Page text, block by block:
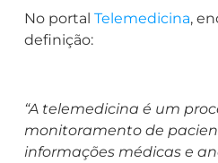
No portal Telemedicina,
definição:
“A telemedicina é um
monitoramento de
informações médicas e